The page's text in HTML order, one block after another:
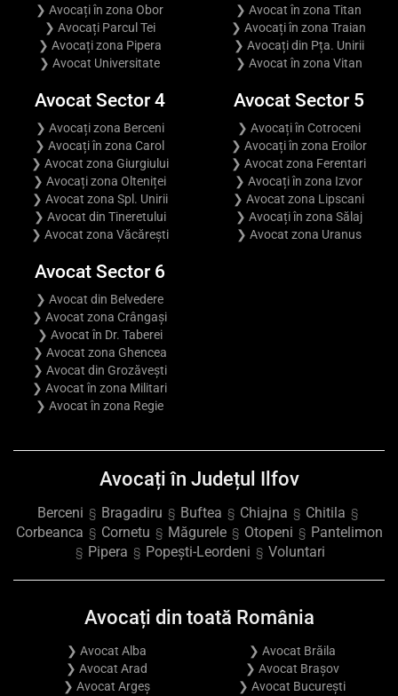
❯ Avocați în zona Obor
❯ Avocați Parcul Tei
❯ Avocați zona Pipera
❯ Avocat Universitate
❯ Avocat în zona Titan
❯ Avocați în zona Traian
❯ Avocați din Pța. Unirii
❯ Avocat în zona Vitan
Avocat Sector 4
❯ Avocați zona Berceni
❯ Avocați în zona Carol
❯ Avocat zona Giurgiului
❯ Avocați zona Olteniței
❯ Avocat zona Spl. Unirii
❯ Avocat din Tineretului
❯ Avocat zona Văcărești
Avocat Sector 5
❯ Avocați în Cotroceni
❯ Avocați în zona Eroilor
❯ Avocat zona Ferentari
❯ Avocați în zona Izvor
❯ Avocat zona Lipscani
❯ Avocați în zona Sălaj
❯ Avocat zona Uranus
Avocat Sector 6
❯ Avocat din Belvedere
❯ Avocat zona Crângași
❯ Avocat în Dr. Taberei
❯ Avocat zona Ghencea
❯ Avocat din Grozăvești
❯ Avocat în zona Militari
❯ Avocat în zona Regie
Avocați în Județul Ilfov
Berceni § Bragadiru § Buftea § Chiajna § Chitila §
Corbeanca § Cornetu § Măgurele§ Otopeni § Pantelimon
§ Pipera § Popești-Leordeni § Voluntari
Avocați din toată România
❯ Avocat Alba
❯ Avocat Arad
❯ Avocat Argeș
❯ Avocat Brăila
❯ Avocat Brașov
❯ Avocat București